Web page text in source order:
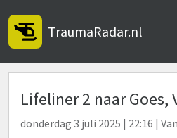
TraumaRadar.nl
Lifeliner 2 naar Goes,
donderdag 3 juli 2025 | 22:16 |